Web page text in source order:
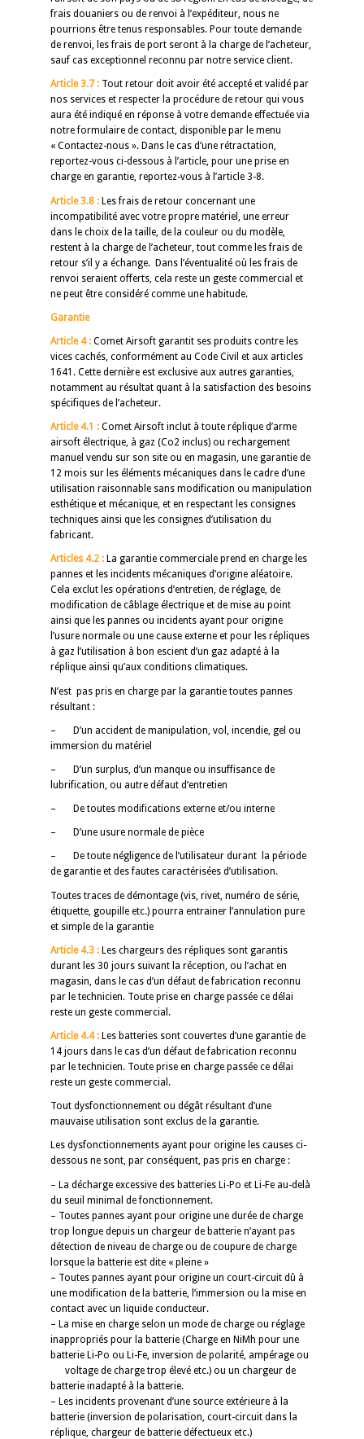
frais douaniers ou de renvoi à l’expéditeur, nous ne
pourrions être tenus responsables. Pour toute demande
de renvoi, les frais de port seront à la charge de l’acheteur,
sauf cas exceptionnel reconnu par notre service client.
Article 3.7 : Tout retour doit avoir été accepté et validé par
nos services et respecter la procédure de retour qui vous
aura été indiqué en réponse à votre demande effectuée via
notre formulaire de contact, disponible par le menu
« Contactez-nous ». Dans le cas d’une rétractation,
reportez-vous ci-dessous à l’article, pour une prise en
charge en garantie, reportez-vous à l’article 3-8.
Article 3.8 : Les frais de retour concernant une
incompatibilité avec votre propre matériel, une erreur
dans le choix de la taille, de la couleur ou du modèle,
restent à la charge de l’acheteur, tout comme les frais de
retour s’il y a échange. Dans l’éventualité où les frais de
renvoi seraient offerts, cela reste un geste commercial et
ne peut être considéré comme une habitude.
Garantie
Article 4 : Comet Airsoft garantit ses produits contre les
vices cachés, conformément au Code Civil et aux articles
1641. Cette dernière est exclusive aux autres garanties,
notamment au résultat quant à la satisfaction des besoins
spécifiques de l’acheteur.
Article 4.1 : Comet Airsoft inclut à toute réplique d’arme
airsoft électrique, à gaz (Co2 inclus) ou rechargement
manuel vendu sur son site ou en magasin, une garantie de
12 mois sur les éléments mécaniques dans le cadre d’une
utilisation raisonnable sans modification ou manipulation
esthétique et mécanique, et en respectant les consignes
techniques ainsi que les consignes d’utilisation du
fabricant.
Articles 4.2 : La garantie commerciale prend en charge les
pannes et les incidents mécaniques d’origine aléatoire.
Cela exclut les opérations d’entretien, de réglage, de
modification de câblage électrique et de mise au point
ainsi que les pannes ou incidents ayant pour origine
l’usure normale ou une cause externe et pour les répliques
à gaz l’utilisation à bon escient d’un gaz adapté à la
réplique ainsi qu’aux conditions climatiques.
N’est pas pris en charge par la garantie toutes pannes
résultant :
– D’un accident de manipulation, vol, incendie, gel ou
immersion du matériel
– D’un surplus, d’un manque ou insuffisance de
lubrification, ou autre défaut d’entretien
– De toutes modifications externe et/ou interne
– D’une usure normale de pièce
– De toute négligence de l’utilisateur durant la période
de garantie et des fautes caractérisées d’utilisation.
Toutes traces de démontage (vis, rivet, numéro de série,
étiquette, goupille etc.) pourra entrainer l’annulation pure
et simple de la garantie
Article 4.3 : Les chargeurs des répliques sont garantis
durant les 30 jours suivant la réception, ou l’achat en
magasin, dans le cas d’un défaut de fabrication reconnu
par le technicien. Toute prise en charge passée ce délai
reste un geste commercial.
Article 4.4 : Les batteries sont couvertes d’une garantie de
14 jours dans le cas d’un défaut de fabrication reconnu
par le technicien. Toute prise en charge passée ce délai
reste un geste commercial.
Tout dysfonctionnement ou dégât résultant d’une
mauvaise utilisation sont exclus de la garantie.
Les dysfonctionnements ayant pour origine les causes ci-
dessous ne sont, par conséquent, pas pris en charge :
– La décharge excessive des batteries Li-Po et Li-Fe au-delà
du seuil minimal de fonctionnement.
– Toutes pannes ayant pour origine une durée de charge
trop longue depuis un chargeur de batterie n’ayant pas
détection de niveau de charge ou de coupure de charge
lorsque la batterie est dite « pleine »
– Toutes pannes ayant pour origine un court-circuit dû à
une modification de la batterie, l’immersion ou la mise en
contact avec un liquide conducteur.
– La mise en charge selon un mode de charge ou réglage
inappropriés pour la batterie (Charge en NiMh pour une
batterie Li-Po ou Li-Fe, inversion de polarité, ampérage ou
voltage de charge trop élevé etc.) ou un chargeur de
batterie inadapté à la batterie.
– Les incidents provenant d’une source extérieure à la
batterie (inversion de polarisation, court-circuit dans la
réplique, chargeur de batterie défectueux etc.)